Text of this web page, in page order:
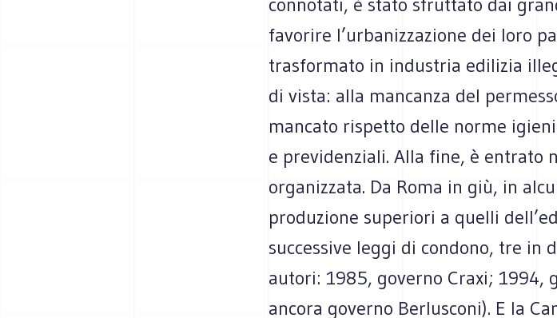
favorire l’urbanizzazione dei loro
trasformato in industria edilizia
di vista: alla mancanza del
mancato rispetto delle norme
e previdenziali. Alla fine, è entrato
organizzata. Da Roma in giù, in
produzione superiori a quelli
successive leggi di condono, tre in
autori: 1985, governo Craxi; 1994,
ancora governo Berlusconi). E la